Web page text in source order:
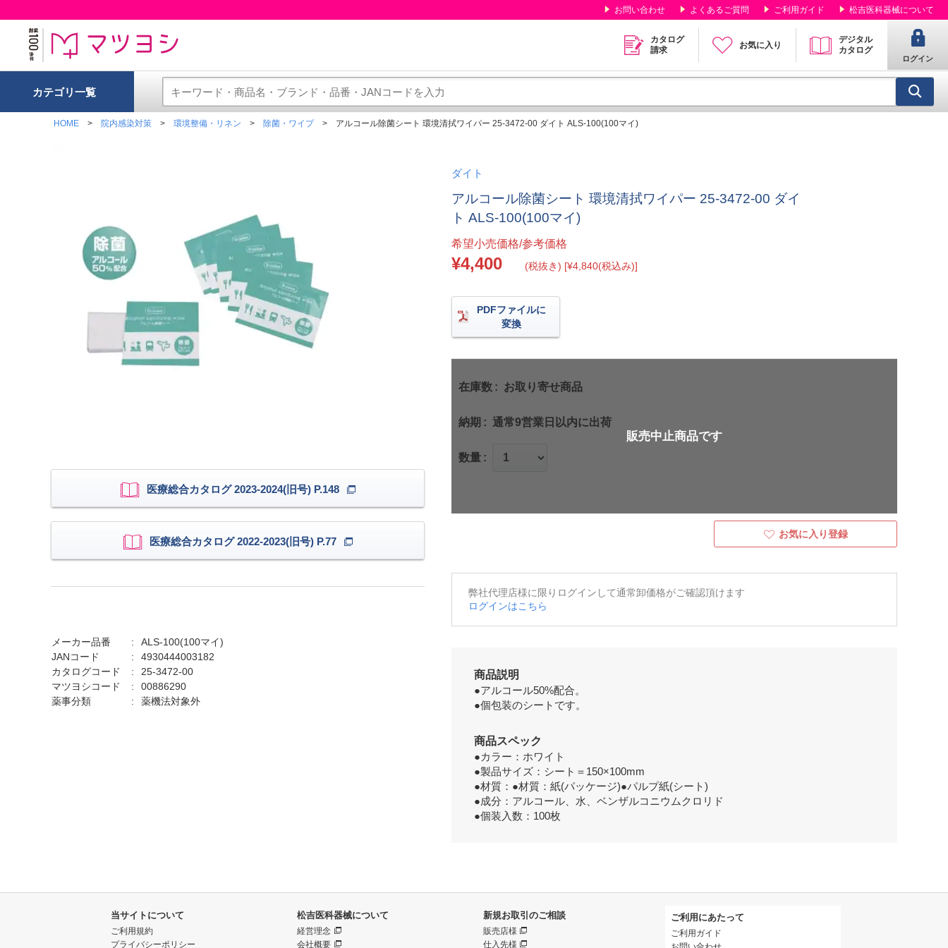
お問い合わせ よくあるご質問 ご利用ガイド 松吉医科器械について
カタログ
請求
お気に入り
デジタル
カタログ
ログイン
カテゴリ一覧
HOME 院内感染対策 環境整備・リネン 除菌・ワイプ アルコール除菌シート 環境清拭ワイパー 25-3472-00 ダイト ALS-100(100マイ)
医療総合カタログ 2023-2024(旧号) P.148
医療総合カタログ 2022-2023(旧号) P.77
メーカー品番
ALS-100(100マイ)
JANコード
4930444003182
カタログコード
25-3472-00
マツヨシコード
00886290
薬事分類
薬機法対象外
ダイト
アルコール除菌シート 環境清拭ワイパー 25-3472-00 ダイ
ト ALS-100(100マイ)
希望小売価格/参考価格
¥4,400 (税抜き) [¥4,840(税込み)]
PDFファイルに
変換
在庫数 お取り寄せ商品
納期 通常9営業日以内に出荷
数量
販売中止商品です
お気に入り登録
弊社代理店様に限りログインして通常卸価格がご確認頂けます
ログインはこちら
商品説明
●アルコール50%配合。
●個包装のシートです。
商品スペック
●カラー：ホワイト
●製品サイズ：シート＝150×100mm
●材質：●材質：紙(パッケージ)●パルプ紙(シート)
●成分：アルコール、水、ベンザルコニウムクロリド
●個装入数：100枚
当サイトについて
ご利用規約
プライバシーポリシー
松吉医科器械について
経営理念
会社概要
新規お取引のご相談
販売店様
仕入先様
ご利用にあたって
ご利用ガイド